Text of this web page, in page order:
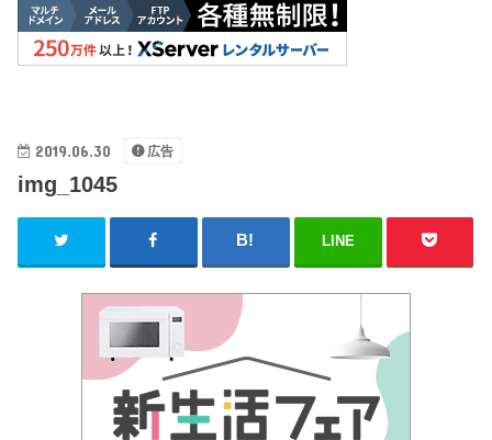
2019.06.30 広告
img_1045
LINE